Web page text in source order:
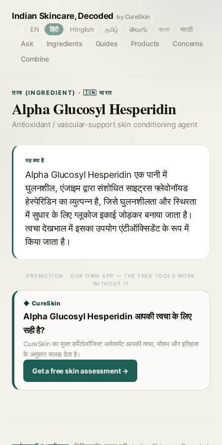
Indian Skincare, Decoded by CureSkin
Ask Ingredients Guides Products
Concerns
Combine
EN हिंदी Hinglish தமிழ் తెలుగు বাংলা मराठी
तत्व (INGREDIENT) · 🇮🇳 भारत
Alpha Glucosyl Hesperidin
Antioxidant / vascular-support skin conditioning agent
यह क्या है
Alpha Glucosyl Hesperidin एक पानी में
घुलनशील, एंजाइम द्वारा संशोधित साइट्रस फ्लेवोनॉयड
हेस्पेरिडिन का व्युत्पन्न है, जिसे घुलनशीलता और स्थिरता
में सुधार के लिए ग्लूकोज इकाई जोड़कर बनाया जाता है।
त्वचा देखभाल में इसका उपयोग एंटीऑक्सिडेंट के रूप में
किया जाता है।
PROMOTION · OUR OWN APP — THE FREE TOOLS WORK
WITHOUT IT
◆ CureSkin
Alpha Glucosyl Hesperidin आपकी त्वचा के लिए
सही है?
CureSkin का मुफ़्त डर्मेटोलॉजिस्ट असेसमेंट आपकी त्वचा, मौसम और इतिहास
के अनुसार सलाह देता है।
Get a free skin assessment →